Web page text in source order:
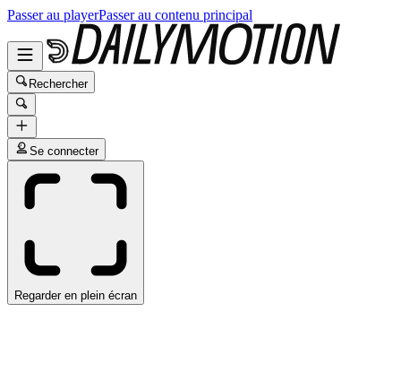
Passer au playerPasser au contenu principal
Rechercher
Se connecter
Regarder en plein écran